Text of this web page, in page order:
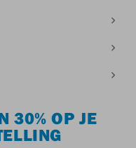
30% OP JE